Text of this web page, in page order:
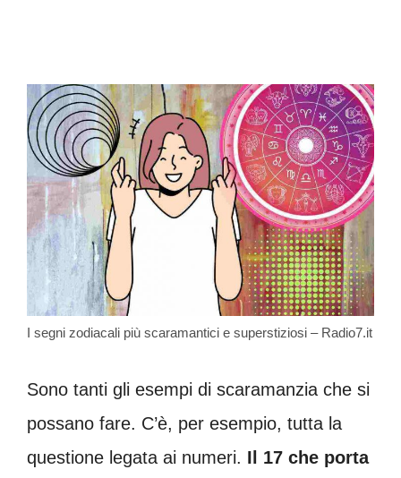
I segni zodiacali più scaramantici e superstiziosi – Radio7.it
Sono tanti gli esempi di scaramanzia che si
possano fare. C’è, per esempio, tutta la
questione legata ai numeri. Il 17 che porta